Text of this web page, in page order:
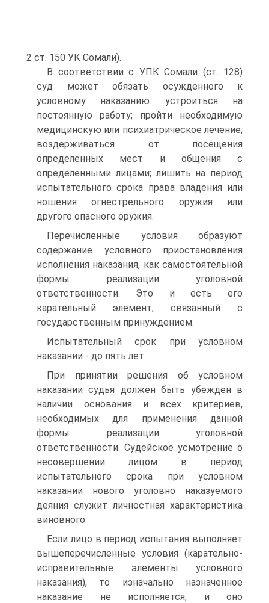
2 ст. 150 УК Сомали).
В соответствии с УПК Сомали (ст. 128)
суд может обязать осужденного к
условному наказанию: устроиться на
постоянную работу; пройти необходимую
медицинскую или психиатрическое лечение;
воздерживаться от посещения
определенных мест и общения с
определенными лицами; лишить на период
испытательного срока права владения или
ношения огнестрельного оружия или
другого опасного оружия.
Перечисленные условия образуют
содержание условного приостановления
исполнения наказания, как самостоятельной
формы реализации уголовной
ответственности. Это и есть его
карательный элемент, связанный с
государственным принуждением.
Испытательный срок при условном
наказании - до пять лет.
При принятии решения об условном
наказании судья должен быть убежден в
наличии основания и всех критериев,
необходимых для применения данной
формы реализации уголовной
ответственности. Судейское усмотрение о
несовершении лицом в период
испытательного срока при условном
наказании нового уголовно наказуемого
деяния служит личностная характеристика
виновного.
Если лицо в период испытания выполняет
вышеперечисленные условия (карательно-
исправительные элементы условного
наказания), то изначально назначенное
наказание не исполняется, и оно